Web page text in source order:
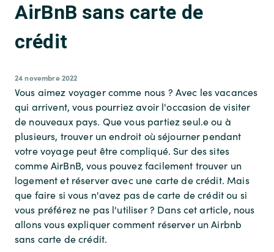
AirBnB sans carte de
crédit
24 novembre 2022
Vous aimez voyager comme nous ? Avec les vacances
qui arrivent, vous pourriez avoir l'occasion de visiter
de nouveaux pays. Que vous partiez seul.e ou à
plusieurs, trouver un endroit où séjourner pendant
votre voyage peut être compliqué. Sur des sites
comme AirBnB, vous pouvez facilement trouver un
logement et réserver avec une carte de crédit. Mais
que faire si vous n'avez pas de carte de crédit ou si
vous préférez ne pas l'utiliser ? Dans cet article, nous
allons vous expliquer comment réserver un Airbnb
sans carte de crédit.